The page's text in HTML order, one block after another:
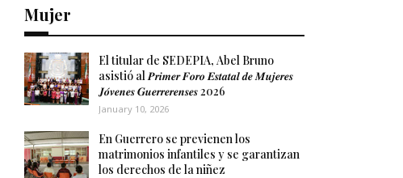
Mujer
El titular de SEDEPIA, Abel Bruno
asistió al 𝑷𝒓𝒊𝒎𝒆𝒓 𝑭𝒐𝒓𝒐 𝑬𝒔𝒕𝒂𝒕𝒂𝒍 𝒅𝒆 𝑴𝒖𝒋𝒆𝒓𝒆𝒔
𝑱𝒐́𝒗𝒆𝒏𝒆𝒔 𝑮𝒖𝒆𝒓𝒓𝒆𝒓𝒆𝒏𝒔𝒆𝒔 2026
January 10, 2026
En Guerrero se previenen los
matrimonios infantiles y se garantizan
los derechos de la niñez